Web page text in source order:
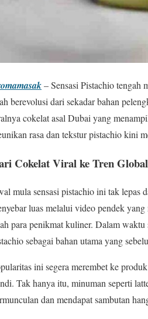
– Sensasi Pistachio tengah
berevolusi dari sekadar bahan
cokelat asal Dubai yang
rasa dan tekstur pistachio kini
Cokelat Viral ke Tren Global
mula sensasi pistachio ini tak lepas
luas melalui video pendek
para penikmat kuliner. Dalam
sebagai bahan utama yang
ini segera merembet ke
Tak hanya itu, minuman seperti
dan mendapat sambutan